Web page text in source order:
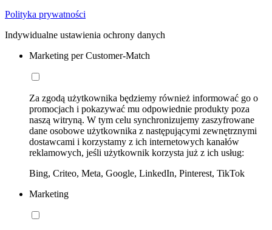
Polityka prywatności
Indywidualne ustawienia ochrony danych
Marketing per Customer-Match
Za zgodą użytkownika będziemy również informować go o
promocjach i pokazywać mu odpowiednie produkty poza
naszą witryną. W tym celu synchronizujemy zaszyfrowane
dane osobowe użytkownika z następującymi zewnętrznymi
dostawcami i korzystamy z ich internetowych kanałów
reklamowych, jeśli użytkownik korzysta już z ich usług:
Bing, Criteo, Meta, Google, LinkedIn, Pinterest, TikTok
Marketing